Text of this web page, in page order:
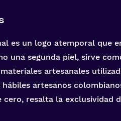
es un logo atemporal que
una segunda piel, sirve
artesanales
hábiles artesanos
cero, resalta la exclusividad